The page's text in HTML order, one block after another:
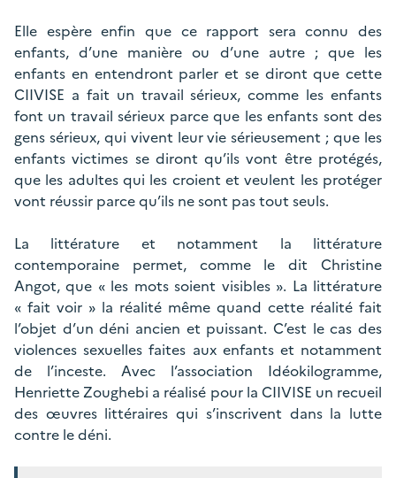
Elle espère enfin que ce rapport sera connu des
enfants, d’une manière ou d’une autre ; que les
enfants en entendront parler et se diront que cette
CIIVISE a fait un travail sérieux, comme les enfants
font un travail sérieux parce que les enfants sont des
gens sérieux, qui vivent leur vie sérieusement ; que les
enfants victimes se diront qu’ils vont être protégés,
que les adultes qui les croient et veulent les protéger
vont réussir parce qu’ils ne sont pas tout seuls.
La littérature et notamment la littérature
contemporaine permet, comme le dit Christine
Angot, que « les mots soient visibles ». La littérature
« fait voir » la réalité même quand cette réalité fait
l’objet d’un déni ancien et puissant. C’est le cas des
violences sexuelles faites aux enfants et notamment
de l’inceste. Avec l’association Idéokilogramme,
Henriette Zoughebi a réalisé pour la CIIVISE un recueil
des œuvres littéraires qui s’inscrivent dans la lutte
contre le déni.